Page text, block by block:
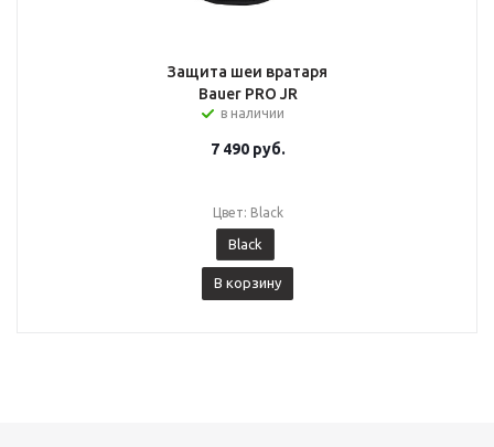
Защита шеи вратаря
Bauer PRO JR
в наличии
7 490руб.
Цвет: Black
Black
В корзину